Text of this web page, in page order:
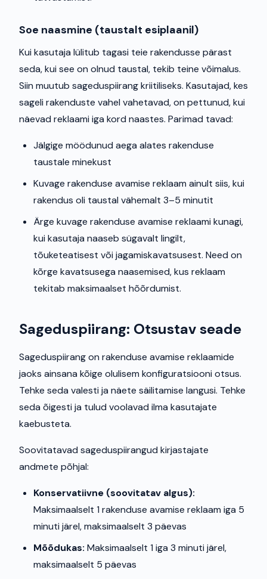
Soe naasmine (taustalt esiplaanil)
Kui kasutaja lülitub tagasi teie rakendusse pärast
seda, kui see on olnud taustal, tekib teine võimalus.
Siin muutub sageduspiirang kriitiliseks. Kasutajad, kes
sageli rakenduste vahel vahetavad, on pettunud, kui
näevad reklaami iga kord naastes. Parimad tavad:
Jälgige möödunud aega alates rakenduse
taustale minekust
Kuvage rakenduse avamise reklaam ainult siis, kui
rakendus oli taustal vähemalt 3–5 minutit
Ärge kuvage rakenduse avamise reklaami kunagi,
kui kasutaja naaseb sügavalt lingilt,
tõuketeatisest või jagamiskavatsusest. Need on
kõrge kavatsusega naasemised, kus reklaam
tekitab maksimaalset hõõrdumist.
Sageduspiirang: Otsustav seade
Sageduspiirang on rakenduse avamise reklaamide
jaoks ainsana kõige olulisem konfiguratsiooni otsus.
Tehke seda valesti ja näete säilitamise langusi. Tehke
seda õigesti ja tulud voolavad ilma kasutajate
kaebusteta.
Soovitatavad sageduspiirangud kirjastajate
andmete põhjal:
Konservatiivne (soovitatav algus):
Maksimaalselt 1 rakenduse avamise reklaam iga 5
minuti järel, maksimaalselt 3 päevas
Mõõdukas: Maksimaalselt 1 iga 3 minuti järel,
maksimaalselt 5 päevas